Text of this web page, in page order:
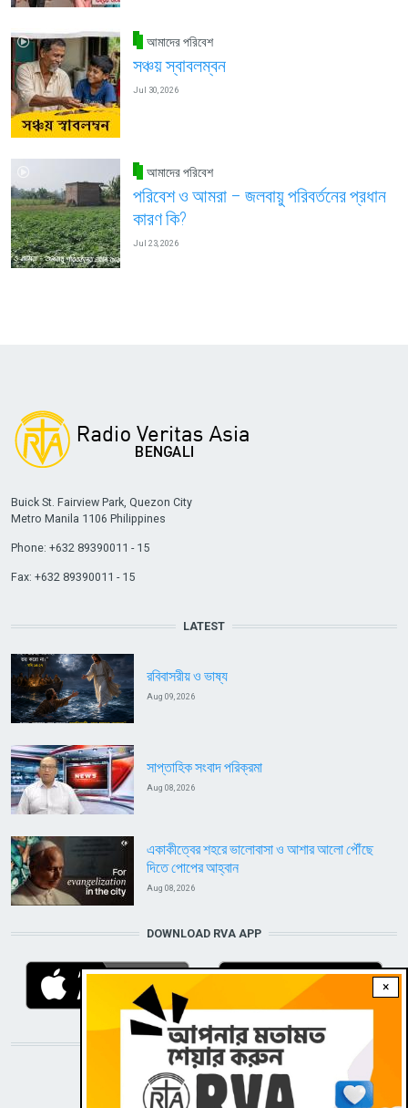
আমাদের পরিবেশ
সঞ্চয় স্বাবলম্বন
Jul 30, 2026
আমাদের পরিবেশ
পরিবেশ ও আমরা – জলবায়ু পরিবর্তনের প্রধান
কারণ কি?
Jul 23, 2026
×
Buick St. Fairview Park, Quezon City
Metro Manila 1106 Philippines
Phone: +632 89390011 - 15
Fax: +632 89390011 - 15
LATEST
রবিবাসরীয় ও ভাষ্য
Aug 09, 2026
সাপ্তাহিক সংবাদ পরিক্রমা
Aug 08, 2026
একাকীত্বের শহরে ভালোবাসা ও আশার আলো পৌঁছে
দিতে পোপের আহ্বান
Aug 08, 2026
DOWNLOAD RVA APP
STAY CONNECTED WITH US!